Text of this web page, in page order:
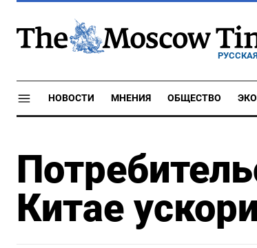
НОВОСТИ МНЕНИЯ ОБЩЕСТВО
Китае